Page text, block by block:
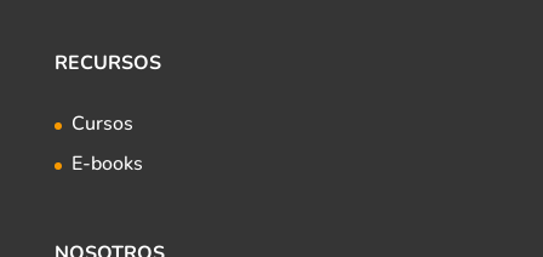
RECURSOS
Cursos
E-books